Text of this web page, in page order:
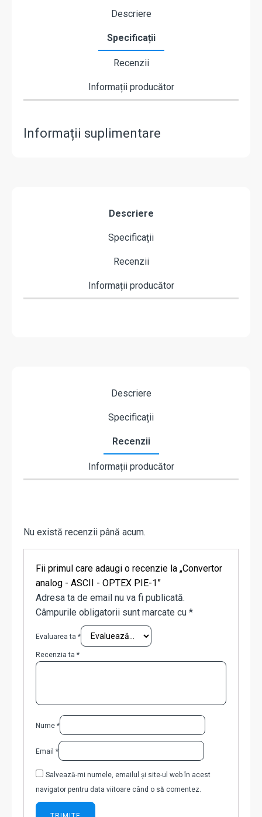
Descriere
Specificații
Recenzii
Informații producător
Informații suplimentare
Descriere
Specificații
Recenzii
Informații producător
Descriere
Specificații
Recenzii
Informații producător
Nu există recenzii până acum.
Fii primul care adaugi o recenzie la „Convertor
analog - ASCII - OPTEX PIE-1”
Adresa ta de email nu va fi publicată.
Câmpurile obligatorii sunt marcate cu *
Evaluarea ta *
Recenzia ta *
Nume *
Email *
Salvează-mi numele, emailul și site-ul web în acest
navigator pentru data viitoare când o să comentez.